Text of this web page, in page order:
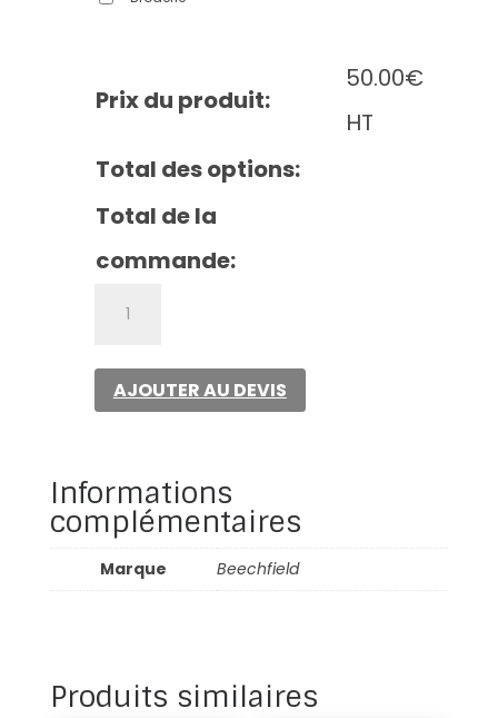
Prix du produit:
50.00€
HT
Total des options:
Total de la
commande:
cap
AJOUTER AU DEVIS
Informations
complémentaires
Marque Beechfield
Produits similaires